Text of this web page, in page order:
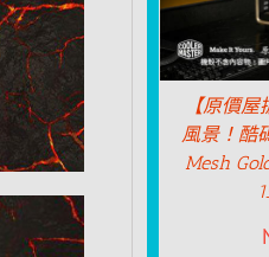
【原價
風景！酷
Mesh